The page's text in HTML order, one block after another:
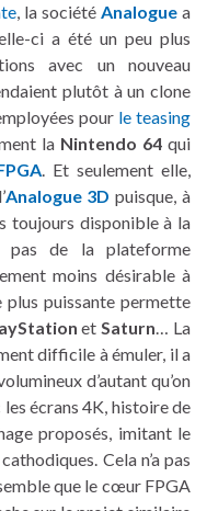
, la sociétéAnalogue a
ci a été un peu plus
avec un nouveau
plutôt à un clone
pour le teasing
la Nintendo 64 qui
. Et seulement elle,
Analogue 3D puisque, à
toujours disponible à la
pas de la plateforme
moins désirable à
plus puissante permette
etSaturn… La
difficile à émuler, il a
d’autant qu’on
écrans 4K, histoire de
proposés, imitant le
Cela n’a pas
que le cœur FPGA